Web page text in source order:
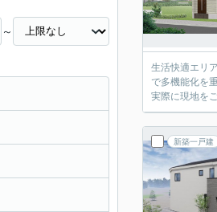
生活快適エリ
で多機能化を
新築一戸建
～